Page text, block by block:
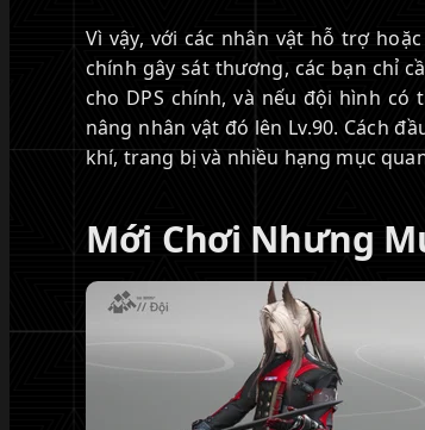
Vì vậy, với các nhân vật hỗ trợ
chính gây sát thương, các bạn chỉ
cho DPS chính, và nếu đội hình
nâng nhân vật đó lên Lv.90. Cách
khí, trang bị và nhiều hạng mục
Mới Chơi Nhưng